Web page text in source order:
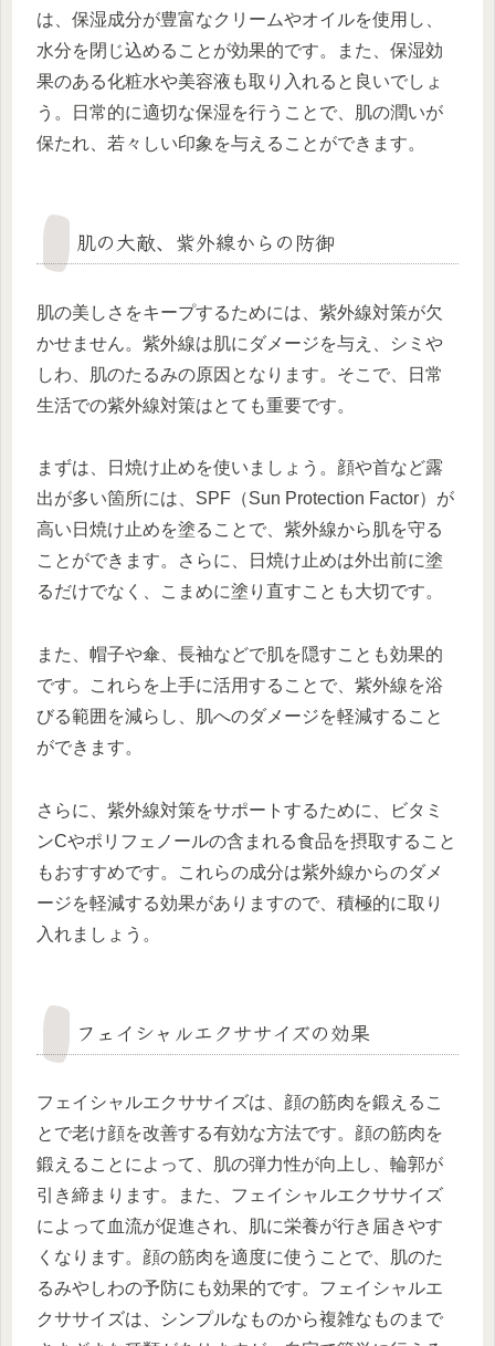
は、保湿成分が豊富なクリームやオイルを使用し、
水分を閉じ込めることが効果的です。また、保湿効
果のある化粧水や美容液も取り入れると良いでしょ
う。日常的に適切な保湿を行うことで、肌の潤いが
保たれ、若々しい印象を与えることができます。
肌の大敵、紫外線からの防御
肌の美しさをキープするためには、紫外線対策が欠
かせません。紫外線は肌にダメージを与え、シミや
しわ、肌のたるみの原因となります。そこで、日常
生活での紫外線対策はとても重要です。
まずは、日焼け止めを使いましょう。顔や首など露
出が多い箇所には、SPF（Sun Protection Factor）が
高い日焼け止めを塗ることで、紫外線から肌を守る
ことができます。さらに、日焼け止めは外出前に塗
るだけでなく、こまめに塗り直すことも大切です。
また、帽子や傘、長袖などで肌を隠すことも効果的
です。これらを上手に活用することで、紫外線を浴
びる範囲を減らし、肌へのダメージを軽減すること
ができます。
さらに、紫外線対策をサポートするために、ビタミ
ンCやポリフェノールの含まれる食品を摂取すること
もおすすめです。これらの成分は紫外線からのダメ
ージを軽減する効果がありますので、積極的に取り
入れましょう。
フェイシャルエクササイズの効果
フェイシャルエクササイズは、顔の筋肉を鍛えるこ
とで老け顔を改善する有効な方法です。顔の筋肉を
鍛えることによって、肌の弾力性が向上し、輪郭が
引き締まります。また、フェイシャルエクササイズ
によって血流が促進され、肌に栄養が行き届きやす
くなります。顔の筋肉を適度に使うことで、肌のた
るみやしわの予防にも効果的です。フェイシャルエ
クササイズは、シンプルなものから複雑なものまで